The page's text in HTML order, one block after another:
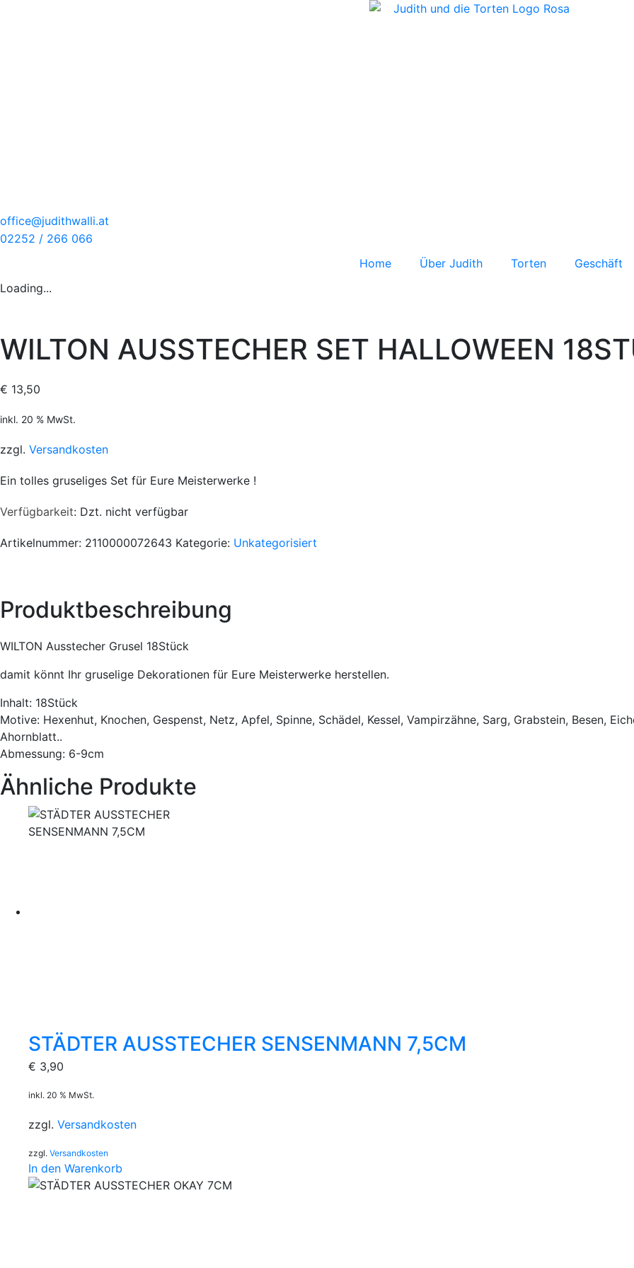
office@judithwalli.at
02252 / 266 066
Home
Über Judith Torten
Geschäft
Loading...
WILTON AUSSTECHER SET HALLOWEEN
€ 13,50
inkl. 20 % MwSt.
zzgl. Versandkosten
Ein tolles gruseliges Set für Eure Meisterwerke !
Verfügbarkeit: Dzt. nicht verfügbar
Artikelnummer: 2110000072643 Kategorie: Unkategorisiert
Produktbeschreibung
WILTON Ausstecher Grusel 18Stück
damit könnt Ihr gruselige Dekorationen für Eure Meisterwerke herstellen.
Inhalt: 18Stück
Motive: Hexenhut, Knochen, Gespenst, Netz, Apfel, Spinne, Schädel, Kessel, Vampirzähne, Sarg, Grabstein, Besen,
Ahornblatt..
Abmessung: 6-9cm
Ähnliche Produkte
STÄDTER AUSSTECHER SENSENMANN 7,5CM
€ 3,90
inkl. 20 % MwSt.
zzgl. Versandkosten
zzgl. Versandkosten
In den Warenkorb